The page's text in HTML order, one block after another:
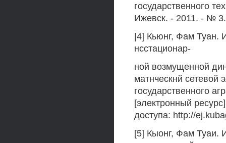
государственного
Ижевск. - 2011. - №
|4] Кьюнг, Фам Туан.
нсстационар-
ной возмущенной
матнческнй сетевой
государственного
[электронный
доступа: http://
[5] Кыонг, Фам Туаи.